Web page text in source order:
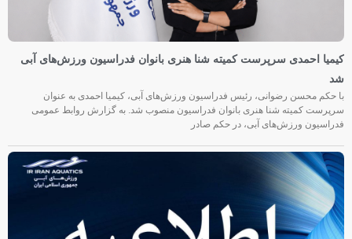
کیمیا احمدی سرپرست کمیته شنا هنری بانوان فدراسیون ورزش‌های آبی
شد
با حکم محسن رضوانی، رئیس فدراسیون ورزش‌های آبی، کیمیا احمدی به عنوان
سرپرست کمیته شنا هنری بانوان فدراسیون منصوب شد. به گزارش روابط عمومی
فدراسیون ورزش‌های آبی، در حکم صادر